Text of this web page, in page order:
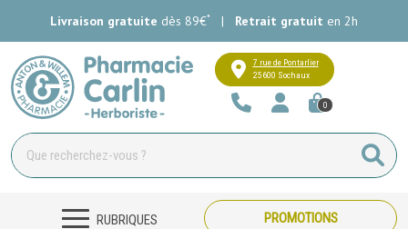
Livraison gratuite dès 89€* | Retrait gratuit en 2h
Pharmacie Carlin Votre
7 rue de Pontarlier
25600 Sochaux
0
RUBRIQUES PROMOTIONS